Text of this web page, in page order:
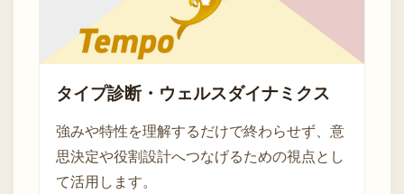
タイプ診断・ウェルスダイナミクス
強みや特性を理解するだけで終わらせず、意
思決定や役割設計へつなげるための視点とし
て活用します。